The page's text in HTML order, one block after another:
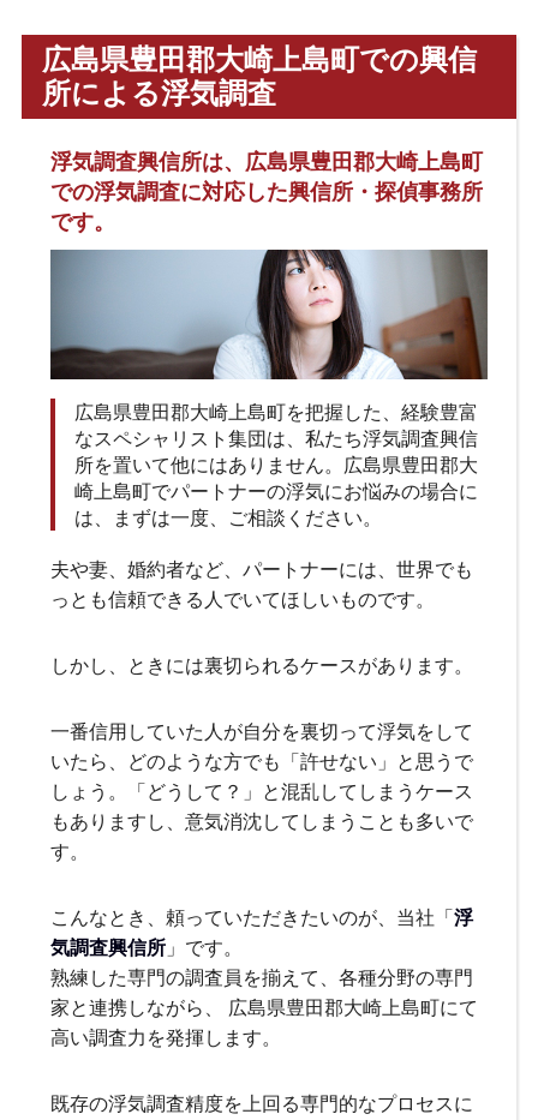
広島県豊田郡大崎上島町での興信
所による浮気調査
浮気調査興信所は、広島県豊田郡大崎上島町
での浮気調査に対応した興信所・探偵事務所
です。
広島県豊田郡大崎上島町を把握した、経験豊富
なスペシャリスト集団は、私たち浮気調査興信
所を置いて他にはありません。広島県豊田郡大
崎上島町でパートナーの浮気にお悩みの場合に
は、まずは一度、ご相談ください。
夫や妻、婚約者など、パートナーには、世界でも
っとも信頼できる人でいてほしいものです。
しかし、ときには裏切られるケースがあります。
一番信用していた人が自分を裏切って浮気をして
いたら、どのような方でも「許せない」と思うで
しょう。「どうして？」と混乱してしまうケース
もありますし、意気消沈してしまうことも多いで
す。
こんなとき、頼っていただきたいのが、当社「浮
気調査興信所 」です。
熟練した専門の調査員を揃えて、各種分野の専門
家と連携しながら、 広島県豊田郡大崎上島町にて
高い調査力を発揮します。
既存の浮気調査精度を上回る専門的なプロセスに